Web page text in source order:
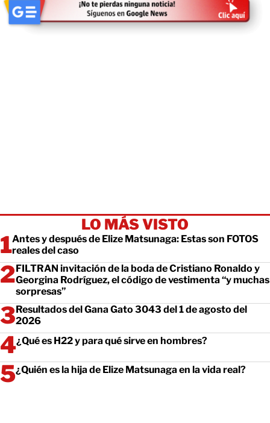
LO MÁS VISTO
Antes y después de Elize Matsunaga: Estas son FOTOS
reales del caso
FILTRAN invitación de la boda de Cristiano Ronaldo y
Georgina Rodríguez, el código de vestimenta “y muchas
sorpresas”
Resultados del Gana Gato 3043 del 1 de agosto del
2026
¿Qué es H22 y para qué sirve en hombres?
¿Quién es la hija de Elize Matsunaga en la vida real?